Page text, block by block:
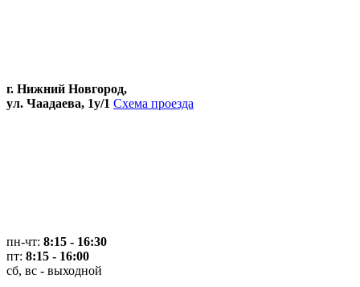
г. Нижний Новгород,
ул. Чаадаева, 1у/1 Схема проезда
пн-чт: 8:15 - 16:30
пт: 8:15 - 16:00
сб, вс - выходной